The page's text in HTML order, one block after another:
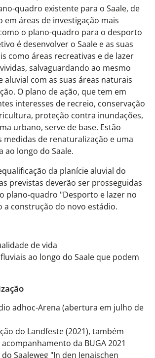
quadro existente para o Saale, de
em áreas de investigação mais
o plano-quadro para o desporto
é desenvolver o Saale e as suas
como áreas recreativas e de lazer
salvaguardando ao mesmo
aluvial com as suas áreas naturais
O plano de ação, que tem em
interesses de recreio, conservação
proteção contra inundações,
urbano, serve de base. Estão
medidas de renaturalização e uma
ao longo do Saale.
da planície aluvial do
previstas deverão ser prosseguidas
plano-quadro "Desporto e lazer no
a construção do novo estádio.
de vida
ao longo do Saale que podem
adhoc-Arena (abertura em julho de
do Landfeste (2021), também
da BUGA 2021
Saaleweg "In den Jenaischen